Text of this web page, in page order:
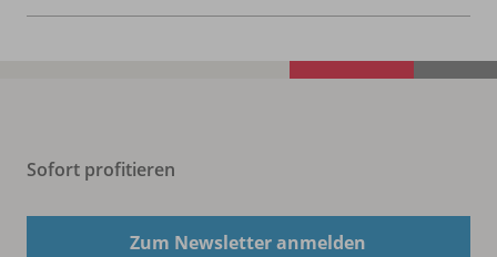
Sofort profitieren
Zum Newsletter anmelden